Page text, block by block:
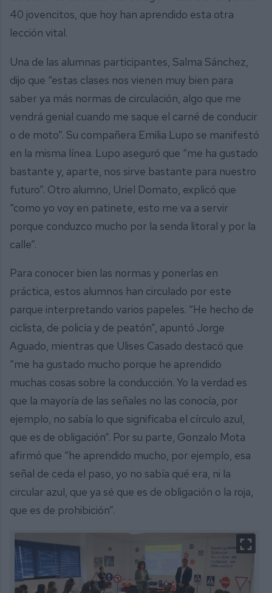
40 jovencitos, que hoy han aprendido esta otra
lección vital.
Una de las alumnas participantes, Salma Sánchez,
dijo que “estas clases nos vienen muy bien para
saber ya más normas de circulación, algo que me
vendrá genial cuando me saque el carné de conducir
o de moto”. Su compañera Emilia Lupo se manifestó
en la misma línea. Lupo aseguró que “me ha gustado
bastante y, aparte, nos sirve bastante para nuestro
futuro”. Otro alumno, Uriel Domato, explicó que
“como yo voy en patinete, esto me va a servir
porque conduzco mucho por la senda litoral y por la
calle”.
Para conocer bien las normas y ponerlas en
práctica, estos alumnos han circulado por este
parque interpretando varios papeles. “He hecho de
ciclista, de policía y de peatón”, apuntó Jorge
Aguado, mientras que Ulises Casado destacó que
“me ha gustado mucho porque he aprendido
muchas cosas sobre la conducción. Yo la verdad es
que la mayoría de las señales no las conocía, por
ejemplo, no sabía lo que significaba el círculo azul,
que es de obligación”. Por su parte, Gonzalo Mota
afirmó que “he aprendido mucho, por ejemplo, esa
señal de ceda el paso, yo no sabía qué era, ni la
circular azul, que ya sé que es de obligación o la roja,
que es de prohibición”.